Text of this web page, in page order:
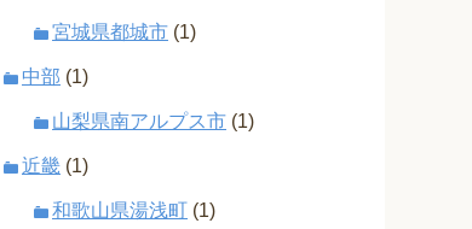
宮城県都城市 (1)
中部 (1)
山梨県南アルプス市 (1)
近畿 (1)
和歌山県湯浅町 (1)